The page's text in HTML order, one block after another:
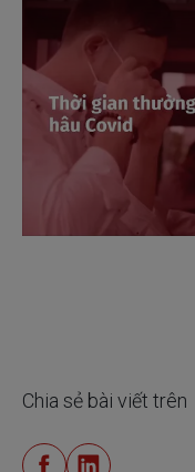
Chia sẻ bài viết trên